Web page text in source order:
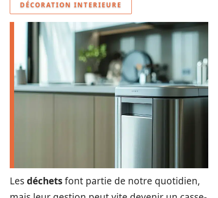
DÉCORATION INTERIEURE
Lesdéchetsfont partie de notre quotidien,